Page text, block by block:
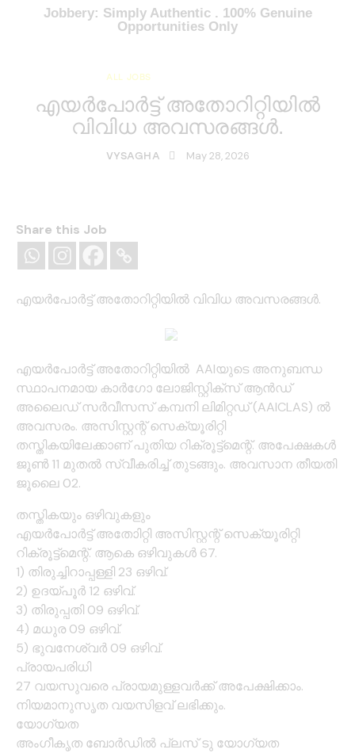
Jobbery: Simply Authentic . 100% Genuine
Opportunities Only
ALL JOBS
എയര്‍പോര്‍ട്ട് അതോറിറ്റിയിൽ
വിവിധ അവസരങ്ങൾ.
VYSAGHA May 28, 2026
Share this Job
എയര്‍പോര്‍ട്ട് അതോറിറ്റിയിൽ വിവിധ അവസരങ്ങൾ.
എയര്‍പോര്‍ട്ട് അതോറിറ്റിയിൽ AAIയുടെ അനുബന്ധ
സ്ഥാപനമായ കാര്‍ഗോ ലോജിസ്റ്റിക്‌സ് ആന്‍ഡ്
അലൈഡ് സര്‍വീസസ് കമ്പനി ലിമിറ്റഡ് (AAICLAS) ല്‍
അവസരം. അസിസ്റ്റന്റ് സെക്യൂരിറ്റി
തസ്തികയിലേക്കാണ് പുതിയ റിക്രൂട്ട്‌മെന്റ്. അപേക്ഷകള്‍
ജൂണ്‍ 11 മുതല്‍ സ്വീകരിച്ച് തുടങ്ങും. അവസാന തീയതി
ജൂലൈ 02.
തസ്തികയും ഒഴിവുകളും
എയര്‍പോര്‍ട്ട് അതോിറ്റി അസിസ്റ്റന്റ് സെക്യൂരിറ്റി
റിക്രൂട്ട്‌മെന്റ്. ആകെ ഒഴിവുകള്‍ 67.
1) തിരുച്ചിറാപ്പള്ളി 23 ഒഴിവ്.
2) ഉദയ്പൂര്‍ 12 ഒഴിവ്.
3) തിരുപ്പതി 09 ഒഴിവ്.
4) മധുര 09 ഒഴിവ്.
5) ഭുവനേശ്വര്‍ 09 ഒഴിവ്.
പ്രായപരിധി
27 വയസുവരെ പ്രായമുള്ളവര്‍ക്ക് അപേക്ഷിക്കാം.
നിയമാനുസൃത വയസിളവ് ലഭിക്കും.
യോഗ്യത
അംഗീകൃത ബോര്‍ഡിൽ പ്ലസ് ടു യോഗ്യത